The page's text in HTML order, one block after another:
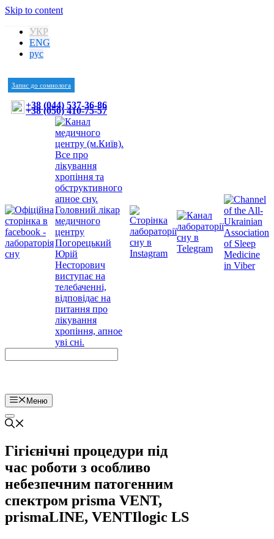
Skip to content
УКР
ENG
рус
Запис до сомнолога
+38 (044) 537-36-86
+38 (050) 410-75-57
Меню
Гігієнічні процедури під
час роботи з особливо
небезпечним патогенним
спектром prisma VENT,
prismaLINE, VENTIlogic LS